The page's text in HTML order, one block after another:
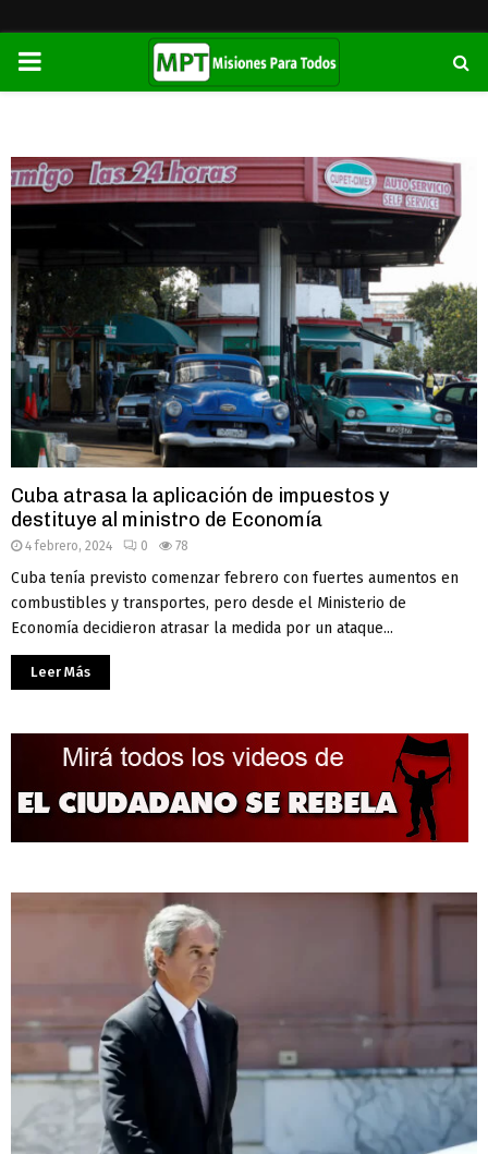
PRIMARY
Cuba atrasa la aplicación de impuestos y
destituye al ministro de Economía
4 febrero, 2024 0 78
Cuba tenía previsto comenzar febrero con fuertes aumentos en
combustibles y transportes, pero desde el Ministerio de
Economía decidieron atrasar la medida por un ataque...
Leer Más